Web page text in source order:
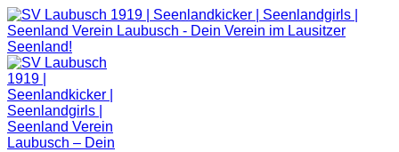
Zum
Inhalt
springen